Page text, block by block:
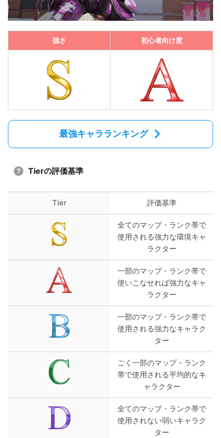
強さ 初心者向け度
最強キャラランキング
Tierの評価基準
Tier 評価基準
全てのマップ・ランク帯で
使用される強力な環境キャ
ラクター
一部のマップ・ランク帯で
使いこなせれば強力なキャ
ラクター
一部のマップ・ランク帯で
使用される強力なキャラク
ター
ごく一部のマップ・ランク
帯で使用される平均的なキ
ャラクター
全てのマップ・ランク帯で
使用されない弱いキャラク
ター